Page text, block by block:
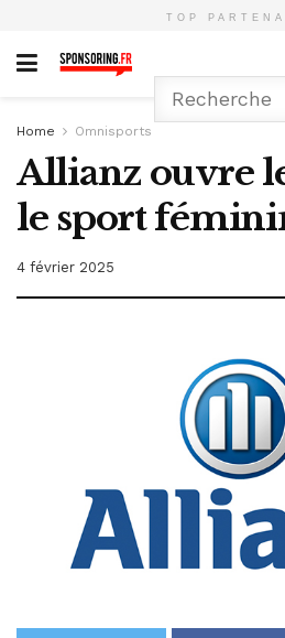
TOP
Home Omnisports
Allianz ouvre
le sport
4 février 2025